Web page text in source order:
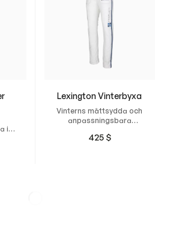
i
Lexington Vinterbyxa
Vinterns måttsydda och
anpassningsbara
425 $